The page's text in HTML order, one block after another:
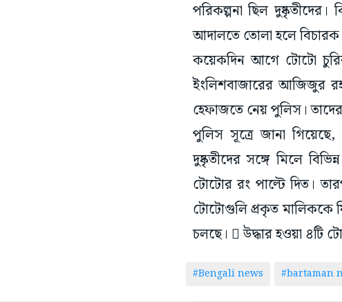
পরিকল্পনা ছিল
আদালতে তোলা হলে
কয়েকদিন আগে টোটো
ইংলিশবাজারের আজিজুর
হেফাজতে নেয় পুলিস।
পুলিস সূত্রে জানা
দুষ্কৃতীদের সঙ্গে মিলে
টোটোর রং পাল্টে দিত।
টোটোগুলি প্রকৃত মালিককে
চলছে।  উদ্ধার হওয়া ৪টি
#Bengali news #bartaman